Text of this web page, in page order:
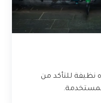
للتأكد من
المستخدمة.